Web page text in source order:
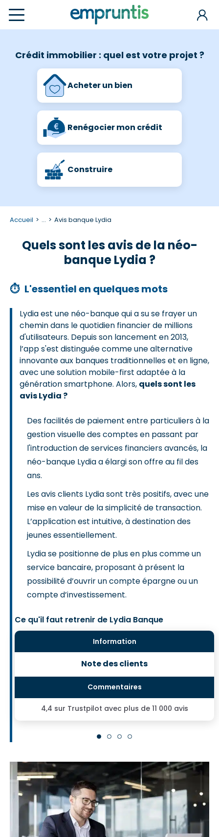
Crédit immobilier : quel est votre projet ?
Acheter un bien
Renégocier mon crédit
Construire
Accueil ... Avis banque Lydia
Quels sont les avis de la néo-
banque Lydia ?
⏱ L'essentiel en quelques mots
Lydia est une néo-banque qui a su se frayer un
chemin dans le quotidien financier de millions
d'utilisateurs. Depuis son lancement en 2013,
l’app s'est distinguée comme une alternative
innovante aux banques traditionnelles et en ligne,
avec une solution mobile-first adaptée à la
génération smartphone. Alors, quels sont les
avis Lydia ?
Des facilités de paiement entre particuliers à la
gestion visuelle des comptes en passant par
l'introduction de services financiers avancés, la
néo-banque Lydia a élargi son offre au fil des
ans.
Les avis clients Lydia sont très positifs, avec une
mise en valeur de la simplicité de transaction.
L’application est intuitive, à destination des
jeunes essentiellement.
Lydia se positionne de plus en plus comme un
service bancaire, proposant à présent la
possibilité d’ouvrir un compte épargne ou un
compte d’investissement.
Ce qu'il faut retrenir de Lydia Banque
Note des clients
4,4 sur Trustpilot avec plus de 11 000 avis